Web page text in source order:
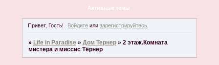
Активные темы
Привет, Гость! Войдите илизарегистрируйтесь.
» Life in Paradise » Дом Тернер » 2 этаж.Комната
мистера и миссис Тёрнер